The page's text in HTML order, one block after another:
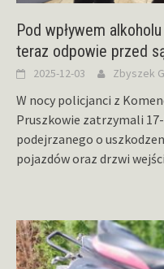
Pod wpływem
teraz odpowie przed
2025-12-03 Zbyszek
W nocy policjanci z
Pruszkowie zatrzymali
podejrzanego o
pojazdów oraz drzwi